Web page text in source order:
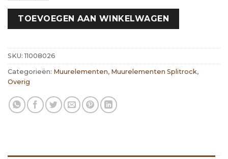
TOEVOEGEN AAN WINKELWAGEN
SKU:11008026
Categorieën: Muurelementen, Muurelementen Splitrock,
Overig